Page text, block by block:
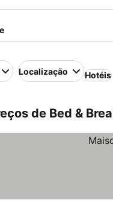
Localização Hotéis
de Bed &